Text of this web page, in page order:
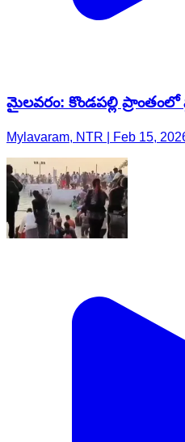
మైలవరం: కొండపల్లి ప్రాంతంలో
Mylavaram, NTR | Feb 15,